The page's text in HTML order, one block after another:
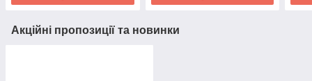
Акційні пропозиції та новинки